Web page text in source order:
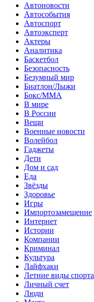
Автоновости
Автособытия
Автоспорт
Автоэксперт
Актеры
Аналитика
Баскетбол
Безопасность
Безумный мир
Биатлон/Лыжи
Бокс/MMA
В мире
В России
Вещи
Военные новости
Волейбол
Гаджеты
Дети
Дом и сад
Еда
Звёзды
Здоровье
Игры
Импортозамещение
Интернет
Истории
Компании
Криминал
Культура
Лайфхаки
Летние виды спорта
Личный счет
Люди